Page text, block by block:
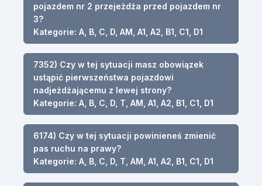
pojazdem nr 2 przejeżdża przed pojazdem nr
3?
Kategorie: A, B, C, D, AM, A1, A2, B1, C1, D1
7352) Czy w tej sytuacji masz obowiązek
ustąpić pierwszeństwa pojazdowi
nadjeżdżającemu z lewej strony?
Kategorie: A, B, C, D, T, AM, A1, A2, B1, C1, D1
6174) Czy w tej sytuacji powinieneś zmienić
pas ruchu na prawy?
Kategorie: A, B, C, D, T, AM, A1, A2, B1, C1, D1